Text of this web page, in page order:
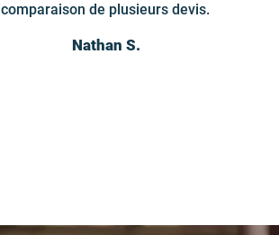
comparaison de plusieurs devis.
Nathan S.